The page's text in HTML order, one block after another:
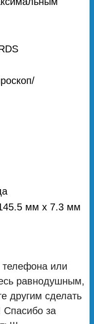
мм х 7.3 мм
или
равнодушным,
другим сделать
за